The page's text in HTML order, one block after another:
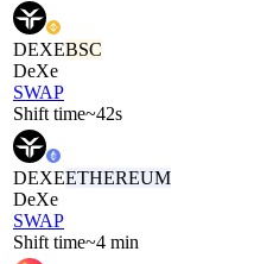
DEXEBSC
DeXe
SWAP
Shift time~42s
DEXEETHEREUM
DeXe
SWAP
Shift time~4 min